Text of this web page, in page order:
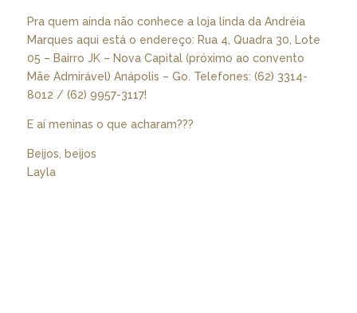
Pra quem ainda não conhece a loja linda da Andréia
Marques aqui está o endereço: Rua 4, Quadra 30, Lote
05 – Bairro JK – Nova Capital (próximo ao convento
Mãe Admirável) Anápolis – Go. Telefones: (62) 3314-
8012 / (62) 9957-3117!
E aí meninas o que acharam???
Beijos, beijos
Layla